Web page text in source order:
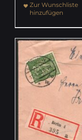
Zur Wunschliste
hinzufügen